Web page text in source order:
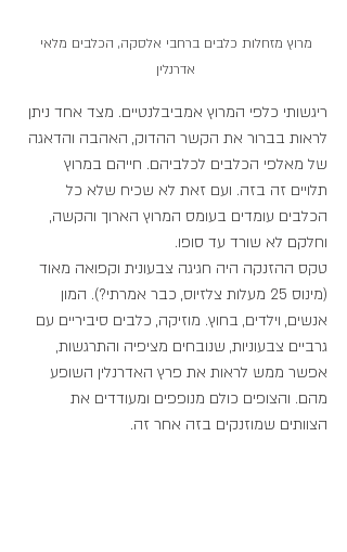
מרוץ מזחלות כלבים ברחבי אלסקה, הכלבים מלאי
אדרנלין
ריגשותי כלפי המרוץ אמביבלנטיים. מצד אחד ניתן
לראות בברור את הקשר ההדוק, האהבה והדאגה
של מאלפי הכלבים לכלביהם. חייהם במרוץ
תלויים זה בזה. ועם זאת לא שכיח שלא כל
הכלבים עומדים בעומס המרוץ הארוך והקשה,
וחלקם לא שורד עד סופו.
טקס ההזנקה היה חגיגה צבעונית וקפואה מאוד
(מינוס 25 מעלות צלזיוס, כבר אמרתי?). המון
אנשים, וילדים, בחוץ. מוזיקה, כלבים סיביריים עם
גרביים צבעוניות, שנובחים מציפיה והתרגשות,
אפשר ממש לראות את פרץ האדרנלין השופע
מהם. והצופים כולם מנופפים ומעודדים את
הצוותים שמוזנקים בזה אחר זה.